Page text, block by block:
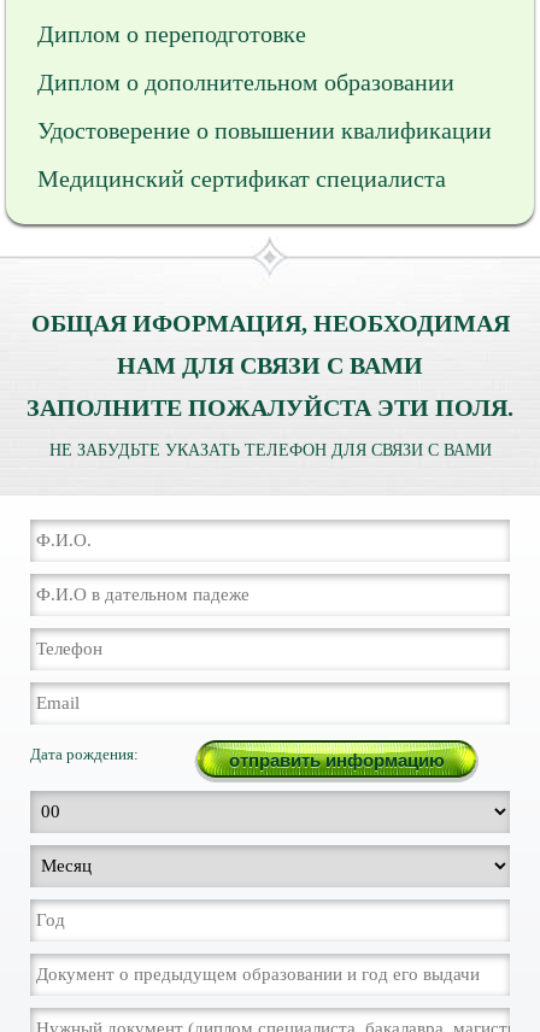
Диплом о переподготовке
Диплом о дополнительном образовании
Удостоверение о повышении квалификации
Медицинский сертификат специалиста
ОБЩАЯ ИФОРМАЦИЯ, НЕОБХОДИМАЯ
НАМ ДЛЯ СВЯЗИ С ВАМИ
ЗАПОЛНИТЕ ПОЖАЛУЙСТА ЭТИ ПОЛЯ.
НЕ ЗАБУДЬТЕ УКАЗАТЬ ТЕЛЕФОН ДЛЯ СВЯЗИ С ВАМИ
Дата рождения: